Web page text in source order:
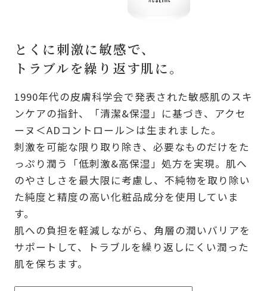
とくに刺激に敏感で、
トラブルを繰り返す肌に。
1990年代の皮膚科学会で発表された敏感肌のスキ
ンケアの指針、「清潔&保湿」に基づき、アクセ
ーヌ＜ADコントロール＞は生まれました。
刺激を可能な限り取り除き、必要なものだけをた
っぷり潤う「低刺激&高保湿」処方を実現。肌へ
のやさしさを最大限に考慮し、不純物を取り除い
た純度と精度の高い化粧品成分を使用していま
す。
肌への負担を軽減しながら、角層の潤いバリアを
サポートして、トラブルを繰り返しにくい潤った
肌を保ちます。